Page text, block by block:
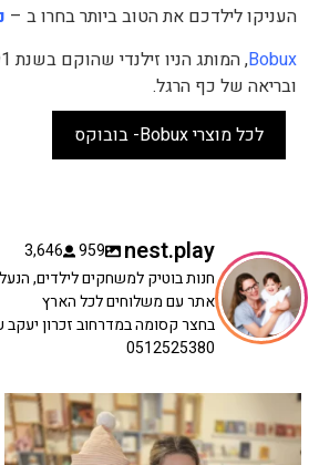
העניקו לילדכם את הטוב ביותר בחרו ב –
Bobux
ובריאה של כף הרגל.
לכל מוצרי Bobux- בובוקס
nest.play
959
3,646
חנות בוטיק למשחקים לילדים,
אתר עם משלוחים לכל הארץ
בחצר קסומה במדרחוב זכרון
0512525380
כשפתחתי את החנות חלמתי ליצור מקום שהייתי
שמחה